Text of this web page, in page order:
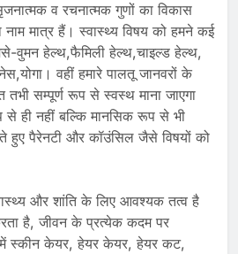
व रचनात्मक गुणों का विकास
मात्र हैं। स्वास्थ्य विषय को हमने कई
वुमन हेल्थ,फैमिली हेल्थ,चाइल्ड हेल्थ,
वहीं हमारे पालतू जानवरों के
सम्पूर्ण रूप से स्वस्थ माना जाएगा
ही नहीं बल्कि मानसिक रूप से भी
हुए पैरेनटी और कॉउंसिल जैसे विषयों को
और शांति के लिए आवश्यक तत्व है
है, जीवन के प्रत्येक कदम पर
में स्कीन केयर, हेयर केयर, हेयर कट,